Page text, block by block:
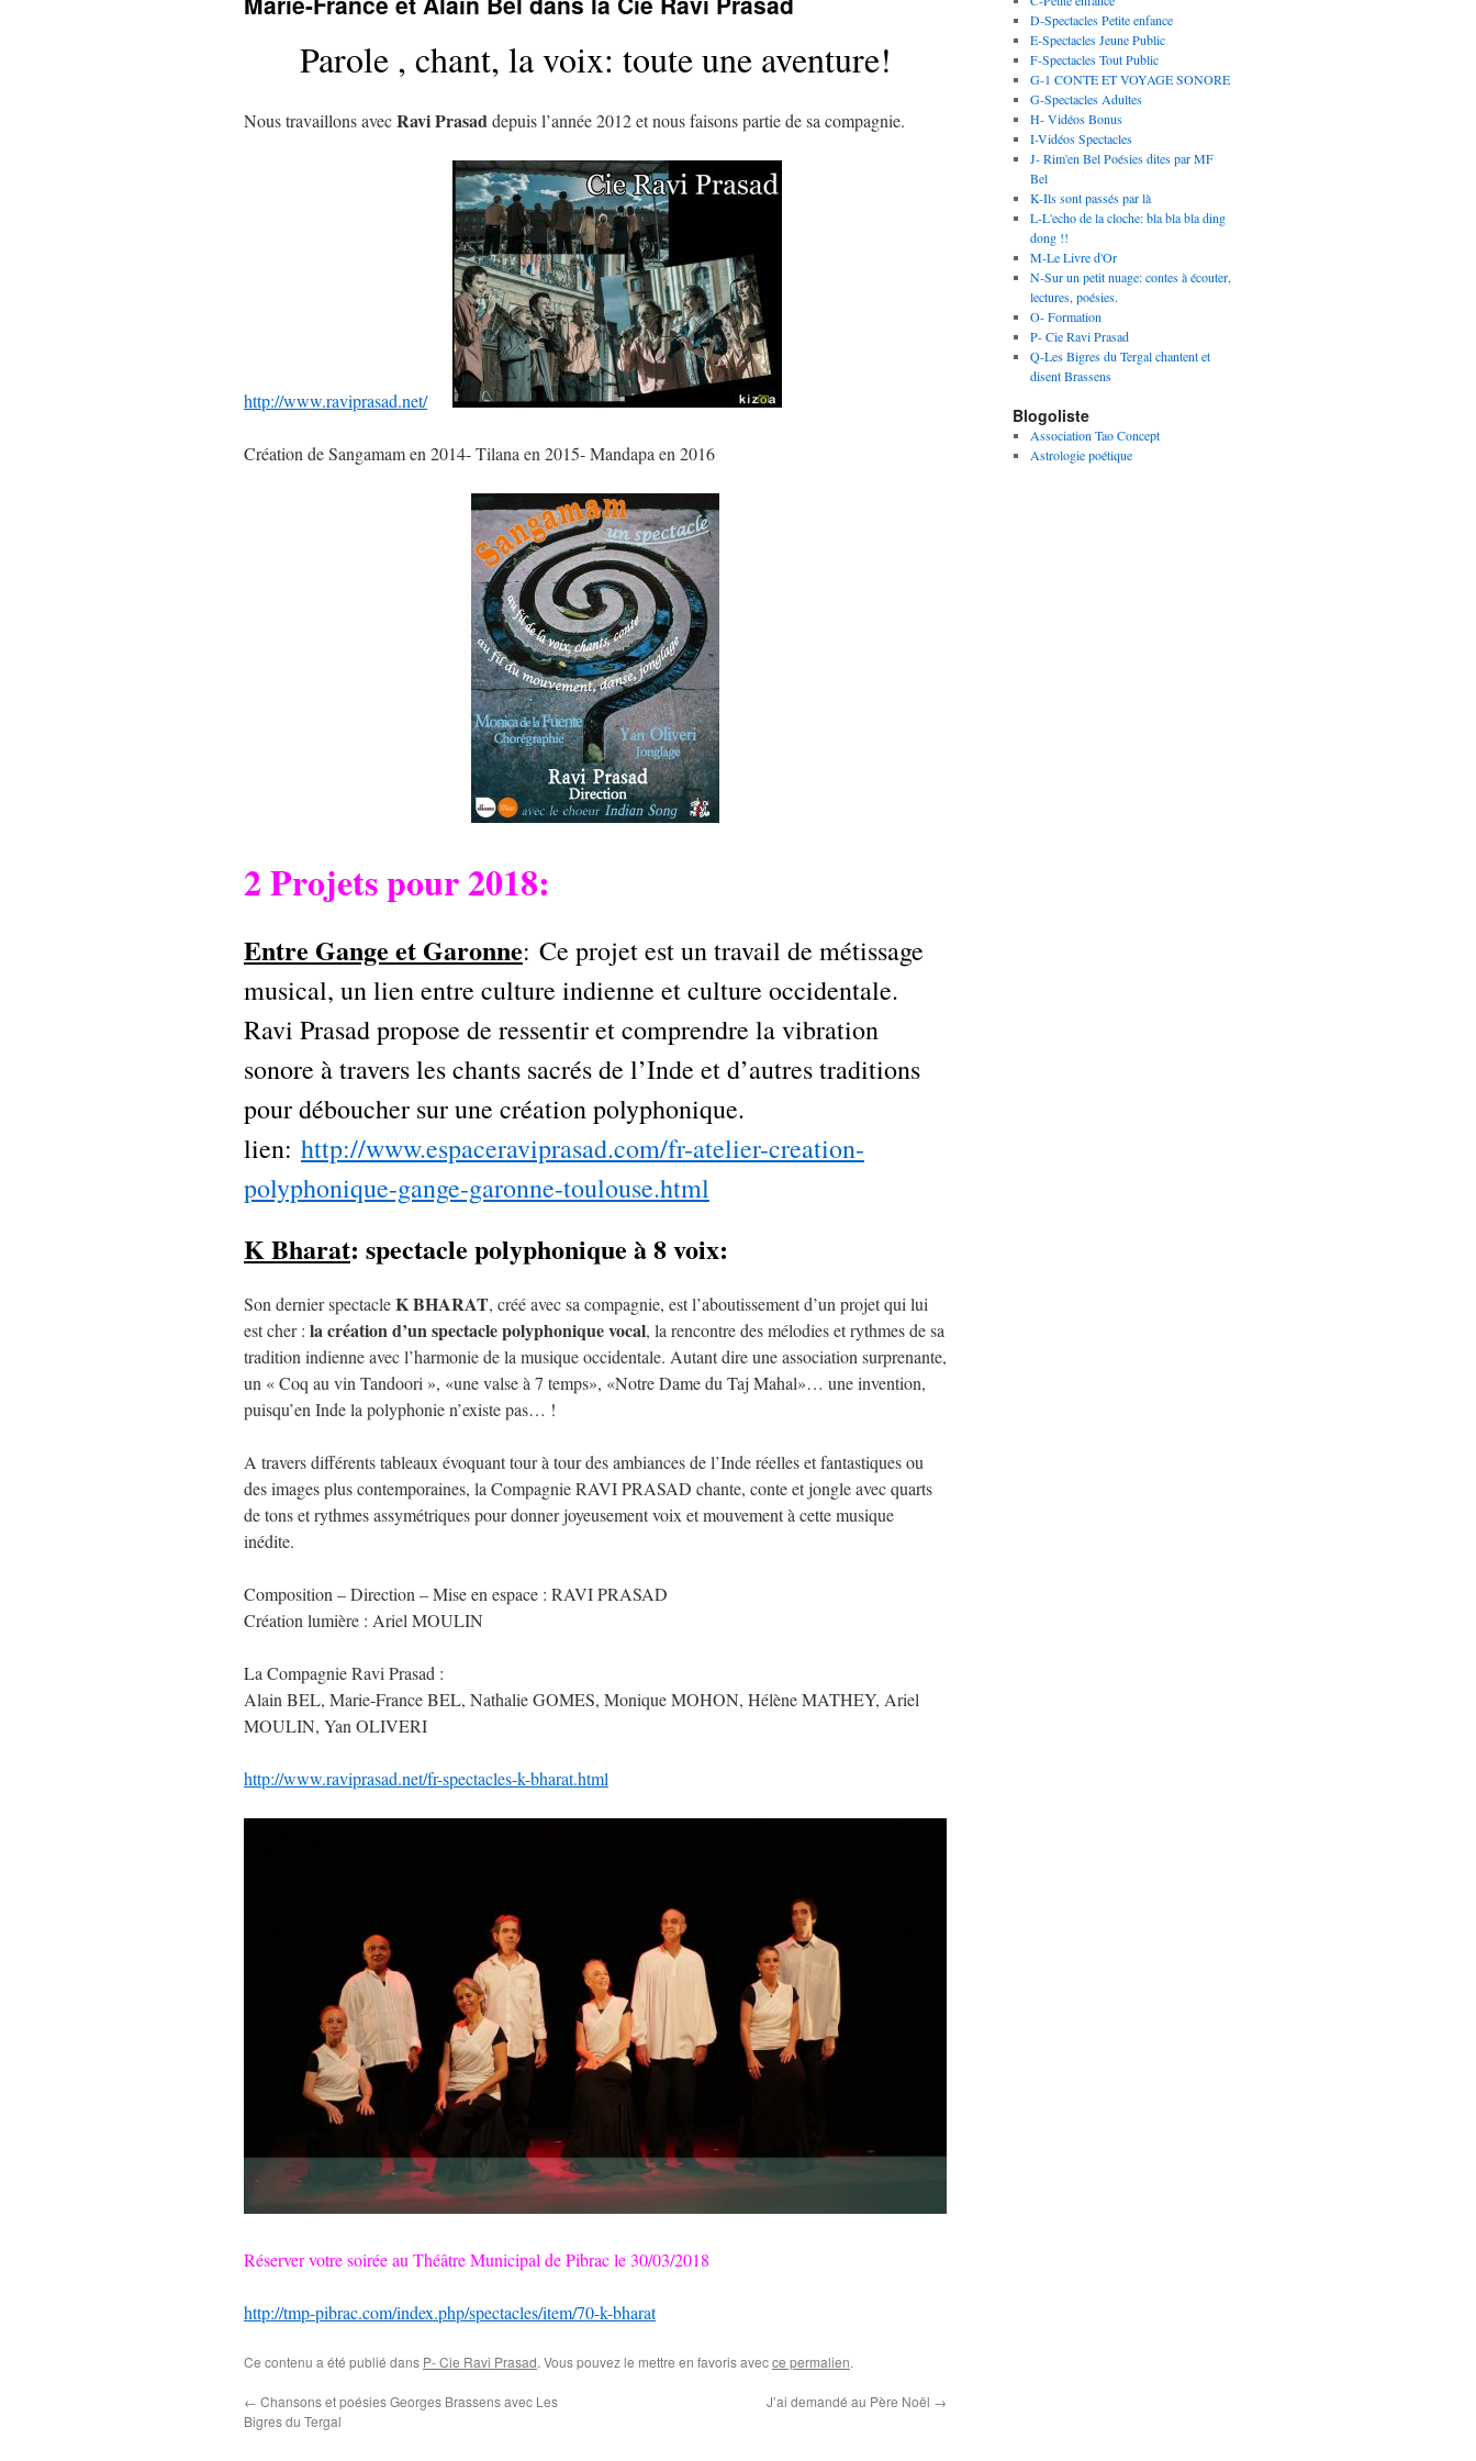
Parole , chant, la voix: toute une aventure!
Nous travaillons avecRavi Prasaddepuis l’année 2012 et nous faisons partie de sa compagnie.
http://www.raviprasad.net/
Création de Sangamam en 2014- Tilana en 2015- Mandapa en 2016
2 Projets pour 2018:
Entre Gange et Garonne: Ce projet est un travail de métissage
musical, un lien entre culture indienne et culture occidentale.
Ravi Prasad propose de ressentir et comprendre la vibration
sonore à travers les chants sacrés de l’Inde et d’autres traditions
pour déboucher sur une création polyphonique.
lien: http://www.espaceraviprasad.com/fr-atelier-creation-
polyphonique-gange-garonne-toulouse.html
K Bharat: spectacle polyphonique à 8 voix:
Son dernier spectacleK BHARAT, créé avec sa compagnie, est l’aboutissement d’un projet qui lui
est cher : la création d’un spectacle polyphonique vocal, la rencontre des mélodies et rythmes de sa
tradition indienne avec l’harmonie de la musique occidentale. Autant dire une association surprenante,
un « Coq au vin Tandoori », «une valse à 7 temps», «Notre Dame du Taj Mahal»… une invention,
puisqu’en Inde la polyphonie n’existe pas… !
A travers différents tableaux évoquant tour à tour des ambiances de l’Inde réelles et fantastiques ou
des images plus contemporaines, la Compagnie RAVI PRASAD chante, conte et jongle avec quarts
de tons et rythmes assymétriques pour donner joyeusement voix et mouvement à cette musique
inédite.
Composition – Direction – Mise en espace : RAVI PRASAD
Création lumière : Ariel MOULIN
La Compagnie Ravi Prasad :
Alain BEL, Marie-France BEL, Nathalie GOMES, Monique MOHON, Hélène MATHEY, Ariel
MOULIN, Yan OLIVERI
http://www.raviprasad.net/fr-spectacles-k-bharat.html
Réserver votre soirée au Théâtre Municipal de Pibrac le 30/03/2018
http://tmp-pibrac.com/index.php/spectacles/item/70-k-bharat
Ce contenu a été publié dans P- Cie Ravi Prasad. Vous pouvez le mettre en favoris avecce permalien.
← Chansons et poésies Georges Brassens avec Les
Bigres du Tergal
J’ai demandé au Père Noël →
D-Spectacles Petite enfance
E-Spectacles Jeune Public
F-Spectacles Tout Public
G-1 CONTE ET VOYAGE SONORE
G-Spectacles Adultes
H- Vidéos Bonus
I-Vidéos Spectacles
J- Rim'en Bel Poésies dites par MF
Bel
K-Ils sont passés par là
L-L'echo de la cloche: bla bla bla ding
dong !!
M-Le Livre d'Or
N-Sur un petit nuage: contes à écouter,
lectures, poésies.
O- Formation
P- Cie Ravi Prasad
Q-Les Bigres du Tergal chantent et
disent Brassens
Blogoliste
Association Tao Concept
Astrologie poétique